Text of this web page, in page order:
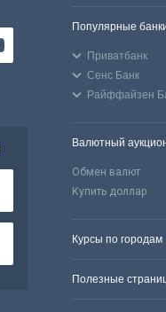
Популярные
Приватбанк
Сенс Банк
Райффайзен
Валютный
Обмен валют
Купить доллар
Курсы по городам
Полезные